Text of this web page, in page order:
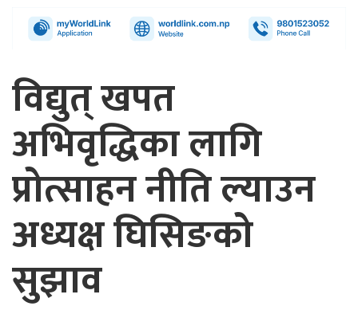
विद्युत् खपत
अभिवृद्धिका लागि
प्रोत्साहन नीति ल्याउन
अध्यक्ष घिसिङको
सुझाव